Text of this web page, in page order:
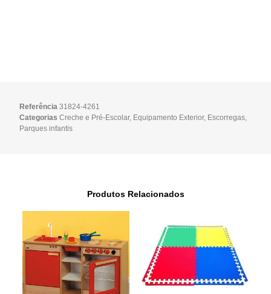
Referência31824-4261
Categorias Creche e Pré-Escolar, Equipamento Exterior, Escorregas,
Parques infantis
Produtos Relacionados